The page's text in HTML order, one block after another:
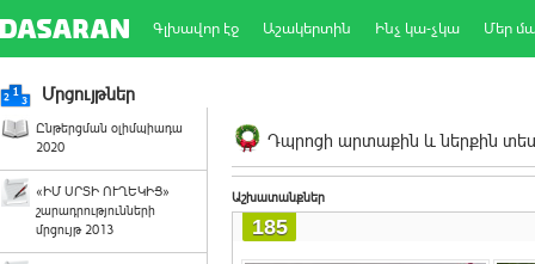
Գլխավոր էջ Աշակերտին Ինչ կա-չկա Մեր
Մրցույթներ
Ընթերցման օլիմպիադա
2020
«ԻՄ ՍՐՏԻ ՈՒՂԵԿԻՑ»
շարադրությունների
մրցույթ 2013
Դպրոցի արտաքին և ներքին
Աշխատանքներ
185